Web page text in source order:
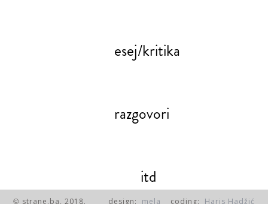
esej/kritika
razgovori
itd
© strane.ba, 2018. design: mela coding: Haris Hadžić